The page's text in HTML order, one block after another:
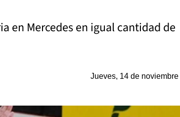
en Mercedes en igual cantidad de
Jueves, 14 de